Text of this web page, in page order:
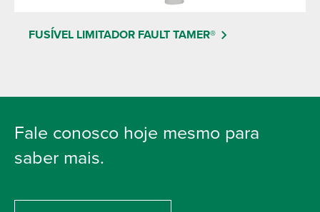
FUSÍVEL LIMITADOR FAULT TAMER®
Fale conosco hoje mesmo para
saber mais.